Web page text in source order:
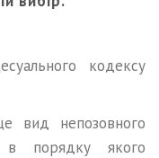
кодексу
вид непозовного
в порядку якого